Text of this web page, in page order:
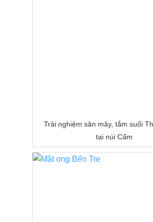
Trải nghiệm săn mây, tắm suối
tại núi Cấm